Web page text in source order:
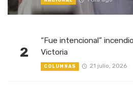
2
“Fue intencional”
Victoria
COLUMNAS 21 julio, 2026